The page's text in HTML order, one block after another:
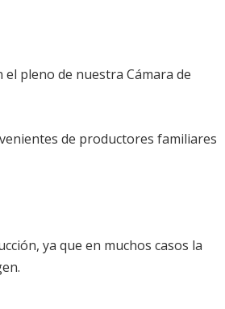
pleno de nuestra Cámara de
de productores familiares
ya que en muchos casos la